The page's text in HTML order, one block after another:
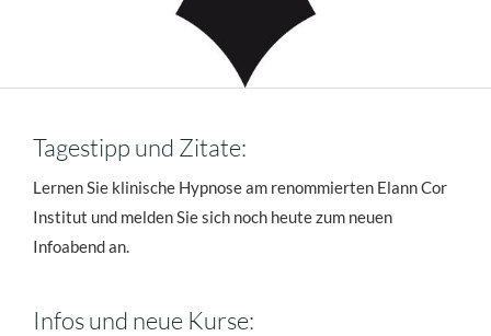
Tagestipp und Zitate:
Lernen Sie klinische Hypnose am renommierten Elann Cor
Institut und melden Sie sich noch heute zum neuen
Infoabend an.
Infos und neue Kurse: